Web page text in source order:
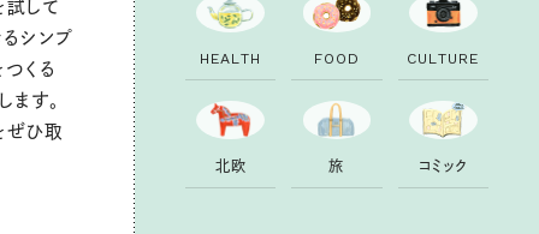
試して
るシンプ
くる
す。
ぜひ取
H EALTH FO O D CU LTU RE
北欧 旅 コ ミ ック